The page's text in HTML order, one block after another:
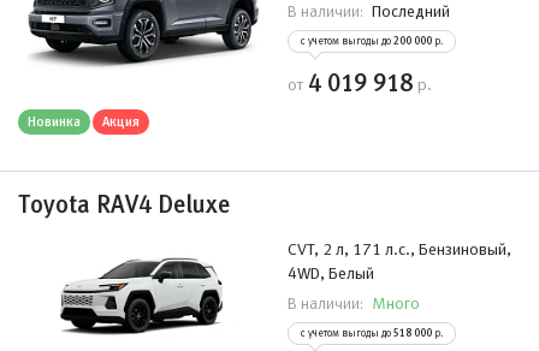
В наличии: Последний
с учетом выгоды до 200 000 р.
от 4 019 918 р.
Новинка Акция
Toyota RAV4 Deluxe
CVT, 2 л, 171 л.с., Бензиновый,
4WD, Белый
В наличии: Много
с учетом выгоды до 518 000 р.